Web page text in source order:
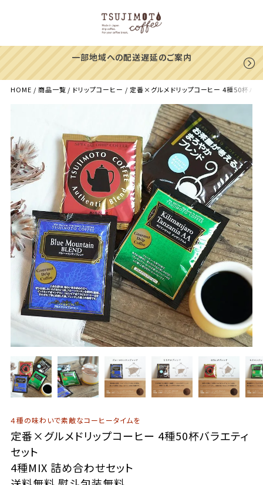
一部地域への配送遅延のご案内
HOME 商品一覧 ドリップコーヒー 定番×グルメドリップコーヒー 4種50杯バ
４種の味わいで素敵なコーヒータイムを
定番×グルメドリップコーヒー 4種50杯バラエティ
セット
4種MIX 詰め合わせセット